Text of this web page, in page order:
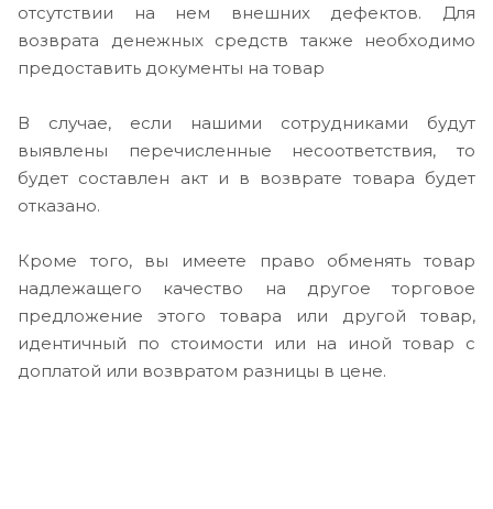
отсутствии на нем внешних дефектов. Для
возврата денежных средств также необходимо
предоставить документы на товар
В случае, если нашими сотрудниками будут
выявлены перечисленные несоответствия, то
будет составлен акт и в возврате товара будет
отказано.
Кроме того, вы имеете право обменять товар
надлежащего качество на другое торговое
предложение этого товара или другой товар,
идентичный по стоимости или на иной товар с
доплатой или возвратом разницы в цене.